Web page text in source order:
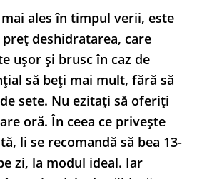
ales în timpul verii, este
deshidratarea, care
ușor și brusc în caz de
să beți mai mult, fără să
sete. Nu ezitați să oferiți
oră. În ceea ce privește
li se recomandă să bea 13-
zi, la modul ideal. Iar